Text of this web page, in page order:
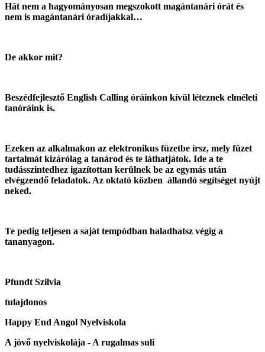
Hát nem a hagyományosan megszokott magántanári órát és
nem is magántanári óradíjakkal…
De akkor mit?
Beszédfejlesztő English Calling óráinkon kívül léteznek elméleti
tanóráink is.
Ezeken az alkalmakon az elektronikus füzetbe írsz, mely füzet
tartalmát kizárólag a tanárod és te láthatjátok. Ide a te
tudásszintedhez igazítottan kerülnek be az egymás után
elvégzendő feladatok. Az oktató közben állandó segítséget nyújt
neked.
Te pedig teljesen a saját tempódban haladhatsz végig a
tananyagon.
Pfundt Szilvia
tulajdonos
Happy End Angol Nyelviskola
A jövő nyelviskolája - A rugalmas suli